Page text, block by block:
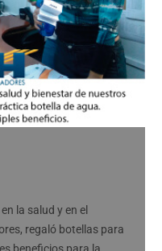
la salud y en el
regaló botellas para
beneficios para la